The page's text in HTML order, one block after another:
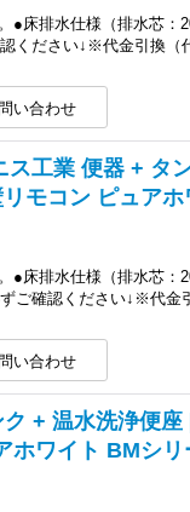
●床排水仕様（排水芯
ください↓※代金引換（
工業 便器 + タ
モコン ピュアホ
●床排水仕様（排水芯
ご確認ください↓※代金
+ 温水洗浄便
ホワイト BMシリ